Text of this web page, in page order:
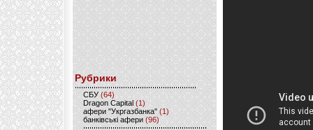
Рубрики
CБУ (64)
Dragon Capital (1)
афери "Укргазбанка" (1)
банківські афери (96)